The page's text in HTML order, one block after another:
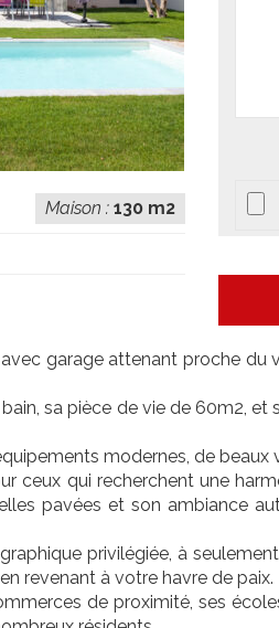
Maison : 130 m2
garage attenant proche du
sa pièce de vie de 60m2,
modernes, de beaux
ceux qui recherchent une
pavées et son ambiance
privilégiée, à
revenant à votre havre de paix.
de proximité, ses